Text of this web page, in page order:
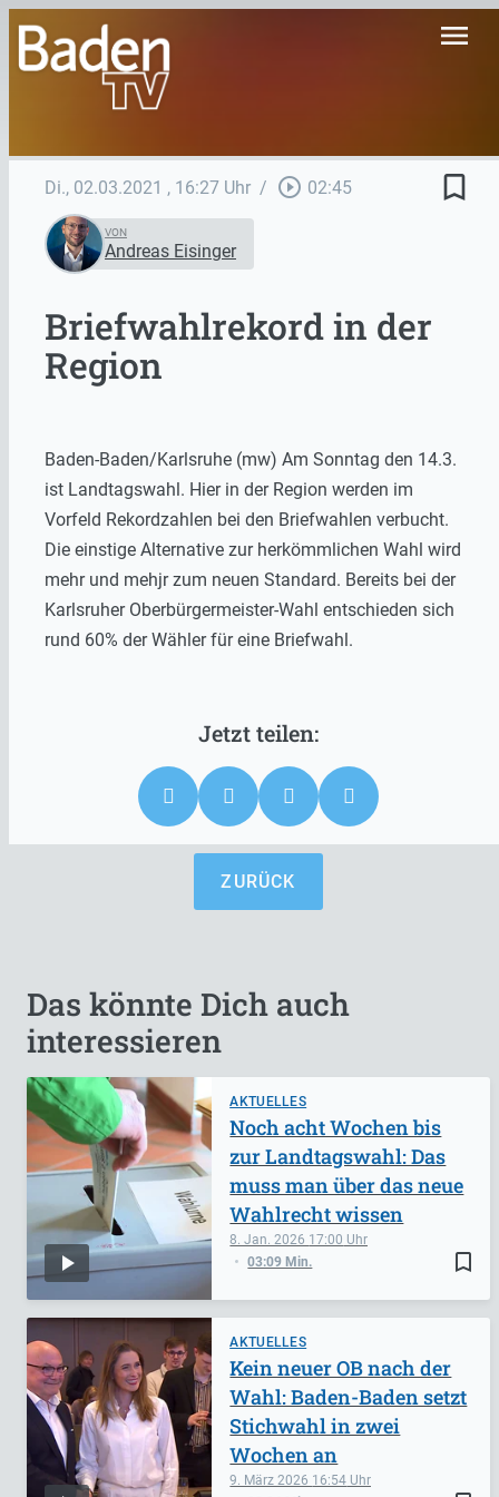
menu
Di., 02.03.2021 , 16:27 Uhr / play_circle_outline 02:45 bookmark_border
VON
Andreas Eisinger
Briefwahlrekord in der
Region
Baden-Baden/Karlsruhe (mw) Am Sonntag den 14.3.
ist Landtagswahl. Hier in der Region werden im
Vorfeld Rekordzahlen bei den Briefwahlen verbucht.
Die einstige Alternative zur herkömmlichen Wahl wird
mehr und mehjr zum neuen Standard. Bereits bei der
Karlsruher Oberbürgermeister-Wahl entschieden sich
rund 60% der Wähler für eine Briefwahl.
ZURÜCK
Das könnte Dich auch
interessieren
AKTUELLES
bookmark_border
8. Jan. 2026 17:00
03:09 Min.
Noch acht Wochen bis
zur Landtagswahl: Das
muss man über das neue
Wahlrecht wissen
AKTUELLES
9. März 2026 16:54
Kein neuer OB nach der
Wahl: Baden-Baden setzt
Stichwahl in zwei
Wochen an